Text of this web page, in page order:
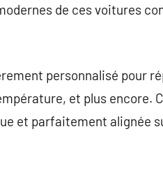
de ces voitures
personnalisé pour
et plus encore.
et parfaitement alignée